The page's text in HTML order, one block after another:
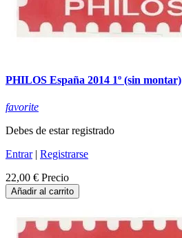
PHILOS España 2014 1º (sin montar)
favorite
Debes de estar registrado
Entrar| Registrarse
22,00 € Precio
Añadir al carrito